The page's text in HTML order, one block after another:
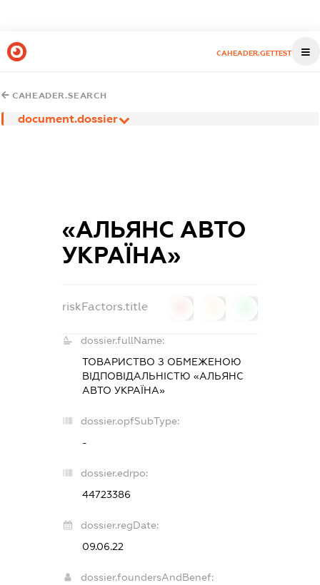
CAHEADER.GETTEST
CAHEADER.SEARCH
document.dossier
«АЛЬЯНС АВТО
УКРАЇНА»
riskFactors.title
dossier.fullName:
ТОВАРИСТВО З ОБМЕЖЕНОЮ
ВІДПОВІДАЛЬНІСТЮ «АЛЬЯНС
АВТО УКРАЇНА»
dossier.opfSubType:
-
dossier.edrpo:
44723386
dossier.regDate:
09.06.22
dossier.foundersAndBenef: